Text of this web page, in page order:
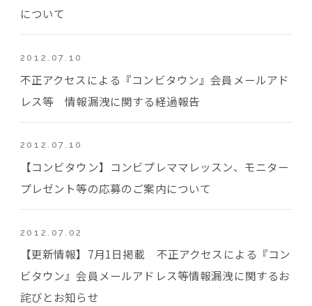
について
2012.07.10
不正アクセスによる『コンビタウン』会員メールアド
レス等 情報漏洩に関する経過報告
2012.07.10
【コンビタウン】コンビプレママレッスン、モニター
プレゼント等の応募のご案内について
2012.07.02
【更新情報】7月1日掲載 不正アクセスによる『コン
ビタウン』会員メールアドレス等情報漏洩に関するお
詫びとお知らせ